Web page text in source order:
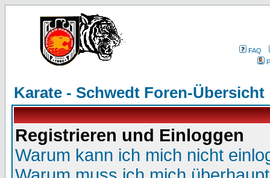
FAQ
Karate - Schwedt Foren-Übersicht
Registrieren und Einloggen
Warum kann ich mich nicht